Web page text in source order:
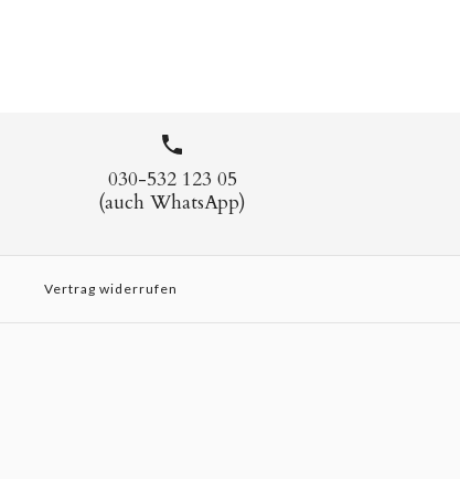
030-532 123 05
(auch WhatsApp)
Vertrag widerrufen